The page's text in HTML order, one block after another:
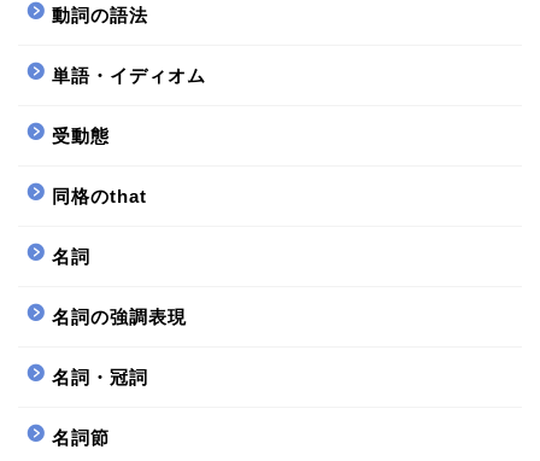
動詞の語法
単語・イディオム
受動態
同格のthat
名詞
名詞の強調表現
名詞・冠詞
名詞節